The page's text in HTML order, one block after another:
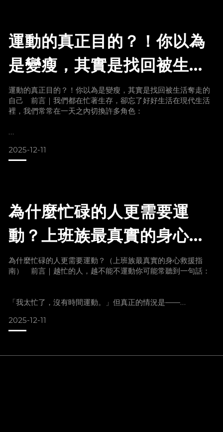
運動的真正目的？！你以為
是變瘦，其實是找回被生活
奪走的自己
運動的真正目的？！你以為是變瘦，其實是找回被生活奪走的
自己 前言｜我們都在忙著生存，卻忘了好好生活在現代生活
裡，我們常常在一天之內切換許多角色：
家庭責任、職場壓力、無窮無盡的代辦事項……
連和自己說一句「今天辛苦了」的時間都沒有。因為隔天，又
停下來肩頸僵硬、失眠、疲倦、心情低落、
2025-12-11
為什麼忙碌的人更需要運
動？上班族最真實的身心救
援指南
為什麼忙碌的人更需要運動？（上班族最真實的身心救援指
南） 前言｜越忙的人，越不能不運動你可能常聽到一句話：
「我太忙了，沒有時間運動。」但真正的情況是——
因為你太忙，所以更需要運動。現代人的生活壓力像一根拉到
2025-12-11